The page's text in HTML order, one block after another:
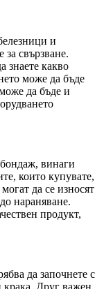
и
свързване.
знаете какво
може да бъде
да бъде и
винаги
които купувате,
да се износят
нараняване.
продукт,
да започнете с